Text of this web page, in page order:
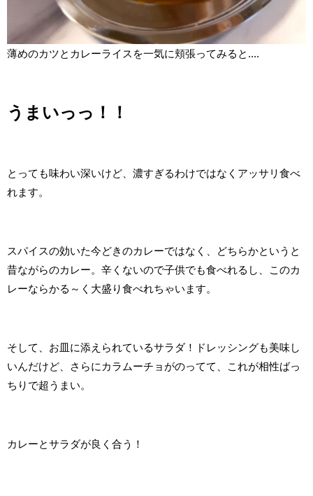
薄めのカツとカレーライスを一気に頬張ってみると....
うまいっっ！！
とっても味わい深いけど、濃すぎるわけではなくアッサリ食べ
れます。
スパイスの効いた今どきのカレーではなく、どちらかというと
昔ながらのカレー。辛くないので子供でも食べれるし、このカ
レーならかる～く大盛り食べれちゃいます。
そして、お皿に添えられているサラダ！ドレッシングも美味し
いんだけど、さらにカラムーチョがのってて、これが相性ばっ
ちりで超うまい。
カレーとサラダが良く合う！